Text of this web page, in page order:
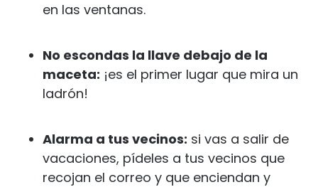
en las ventanas.
No escondas la llave debajo de la
maceta: ¡es el primer lugar que mira un
ladrón!
Alarma a tus vecinos: si vas a salir de
vacaciones, pídeles a tus vecinos que
recojan el correo y que enciendan y